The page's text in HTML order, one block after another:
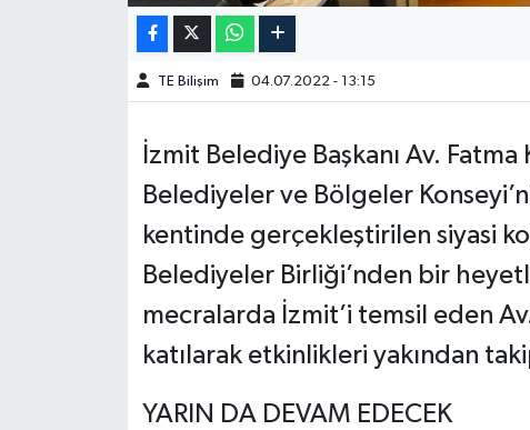
TE Bilişim 04.07.2022 - 13:15
İzmit Belediye Başkanı Av.
Belediyeler ve Bölgeler
kentinde gerçekleştirilen siyasi
Belediyeler Birliği’nden bir
mecralarda İzmit’i temsil eden
katılarak etkinlikleri yakından
YARIN DA DEVAM EDECEK